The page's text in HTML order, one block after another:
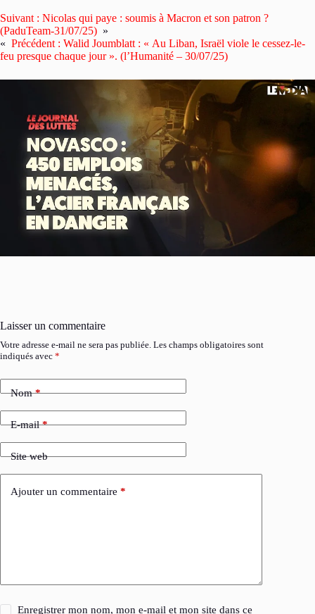
Suivant : Nicolas qui paye : soumis à Macron et son patron ?
(PaduTeam-31/07/25) »
« Précédent : Walid Joumblatt : « Au Liban, Israël viole le cessez-le-
feu presque chaque jour ». (l’Humanité – 30/07/25)
Laisser un commentaire
Votre adresse e-mail ne sera pas publiée. Les champs obligatoires sont
indiqués avec *
Nom*
E-mail*
Site web
Ajouter un commentaire *
Enregistrer mon nom, mon e-mail et mon site dans ce